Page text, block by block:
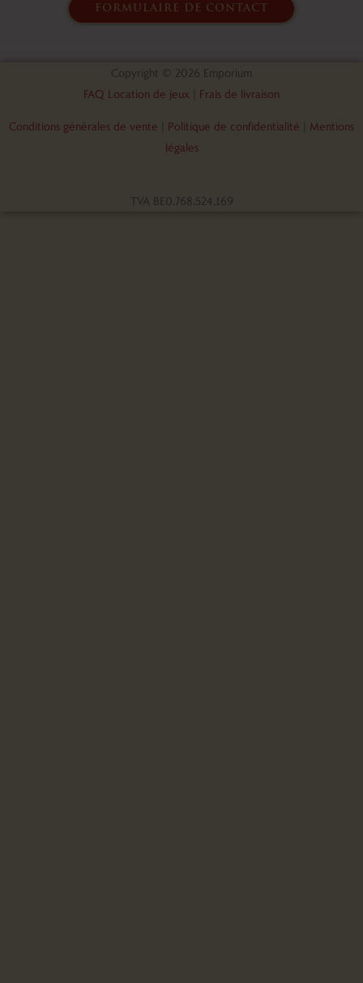
formulaire de contact
Copyright © 2026 Emporium
FAQ Location de jeux
Frais de livraison
Conditions générales de vente Politique de confidentialité
Mentions
légales
TVA BE0.768.524.169